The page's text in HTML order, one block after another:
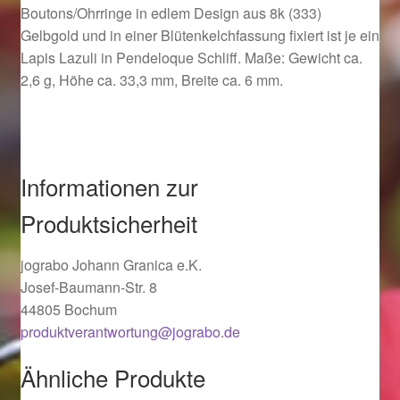
Ostergeschenke finden für Ostern 2019
Ostergeschenke finden für Ostern 2020
Partner
Shop
Startseite
Startseite
Boutons/Ohrringe in edlem Design aus 8k (333)
Gelbgold und in einer Blütenkelchfassung fixiert ist je ein
Lapis Lazuli in Pendeloque Schliff. Maße: Gewicht ca.
2,6 g, Höhe ca. 33,3 mm, Breite ca. 6 mm.
Informationen zur
Produktsicherheit
jograbo Johann Granica e.K.
Josef-Baumann-Str. 8
44805 Bochum
produktverantwortung@jograbo.de
Ähnliche Produkte